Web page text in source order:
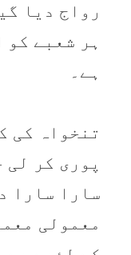
رواج دیا
ہر شعبے کو
ہے۔
تنخواہ کی
پوری کر
سارا سارا
معمولی